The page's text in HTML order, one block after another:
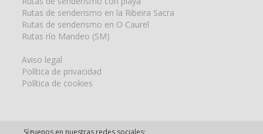
Rutas de senderismo en la Ribeira Sacra
Rutas de senderismo en O Caurel
Rutas río Mandeo (SM)
Aviso legal
Política de privacidad
Política de cookies